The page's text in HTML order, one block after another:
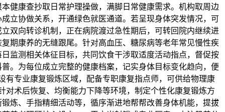
健康查抄取日常护理操做，满脚日常健康需求。机构取周边
立协做关系，开通绿色就医通道。若呈现身体突发情况，可
双向转诊机制，正在病院渡过急性期后，可转回院内继续进
期康养的无缝跟尾。针对高血压、糖尿病等老年常见慢性疾
监测相关体征目标，共同饮食干涉取适度活动指点，督促按
。为每位成立完整的健康档案，记实身体目标变化趋向，便
有专业康复锻炼区域，配备专职康复指点师，可供给物理康
对术后恢复、均衡能力下降等环境，制定个性化康复锻炼方
炼、手指精细活动等，循序渐进地帮帮改善身体机能，提拔